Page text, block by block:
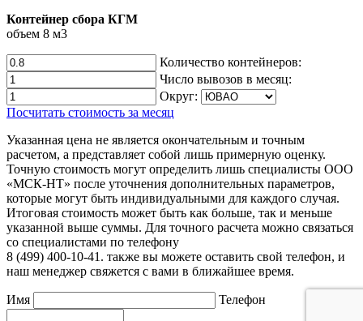
Контейнер сбора КГМ
объем 8 м3
Количество контейнеров:
Число вывозов в месяц:
Округ:
Посчитать стоимость за месяц
Указанная цена не является окончательным и точным
расчетом, а представляет собой лишь примерную оценку.
Точную стоимость могут определить лишь специалисты ООО
«МСК-НТ» после уточнения дополнительных параметров,
которые могут быть индивидуальными для каждого случая.
Итоговая стоимость может быть как больше, так и меньше
указанной выше суммы. Для точного расчета можно связаться
со специалистами по телефону
8 (499) 400-10-41. также вы можете оставить свой телефон, и
наш менеджер свяжется с вами в ближайшее время.
Имя Телефон